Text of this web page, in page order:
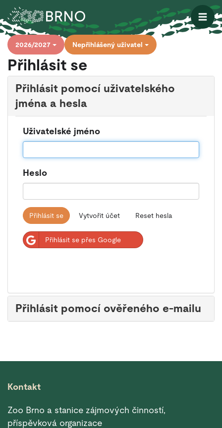
2026/2027 Nepřihlášený uživatel
Otevřít
Přihlásit se
Přihlásit pomocí uživatelského
jména a hesla
Uživatelské jméno
Heslo
Přihlásit se Vytvořit účet Reset hesla
Přihlásit se přes Google
Přihlásit pomocí ověřeného e-mailu
Kontakt
Zoo Brno a stanice zájmových činností,
příspěvková organizace